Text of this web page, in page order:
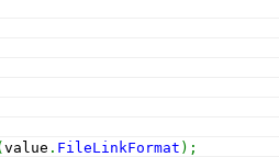
value . FileLinkFormat ) ;